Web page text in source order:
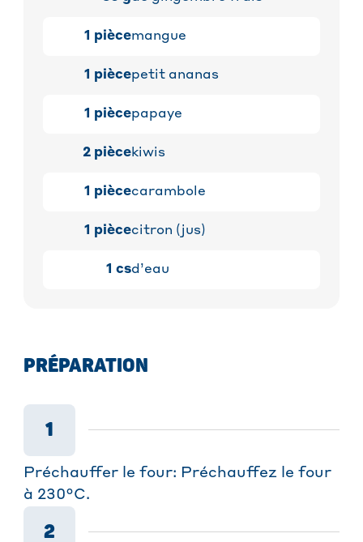
1 piècemangue
1 piècepetit ananas
1 piècepapaye
2 piècekiwis
1 piècecarambole
1 piècecitron (jus)
1 csd’eau
PRÉPARATION
1
Préchauffer le four: Préchauffez le four
à 230°C.
2